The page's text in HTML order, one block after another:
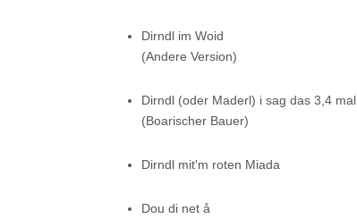
Dirndl im Woid
(Andere Version)
Dirndl (oder Maderl) i sag das 3,4 mal
(Boarischer Bauer)
Dirndl mit'm roten Miada
Dou di net å